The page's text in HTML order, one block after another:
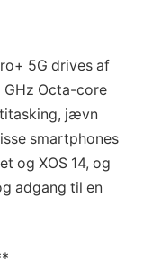
5G drives af
GHz Octa-core
jævn
smartphones
og XOS 14, og
adgang til en